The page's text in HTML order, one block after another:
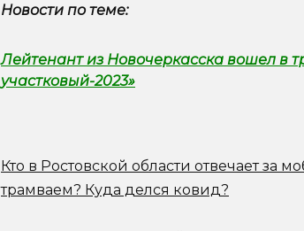
Новости по теме:
Лейтенант из Новочеркасска вошел в
участковый-2023»
Кто в Ростовской области отвечает за
трамваем? Куда делся ковид?